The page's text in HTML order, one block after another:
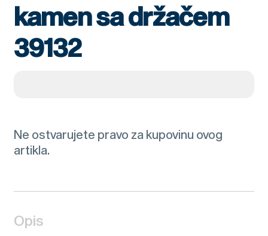
kamen sa držačem
39132
Ne ostvarujete pravo za kupovinu ovog
artikla.
Opis